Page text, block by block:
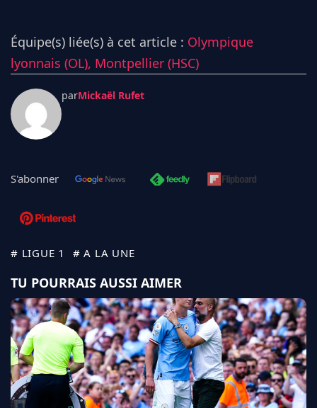
Équipe(s) liée(s) à cet article : Olympique
lyonnais (OL), Montpellier (HSC)
parMickaël Rufet
S'abonner
# LIGUE 1 # A LA UNE
TU POURRAIS AUSSI AIMER